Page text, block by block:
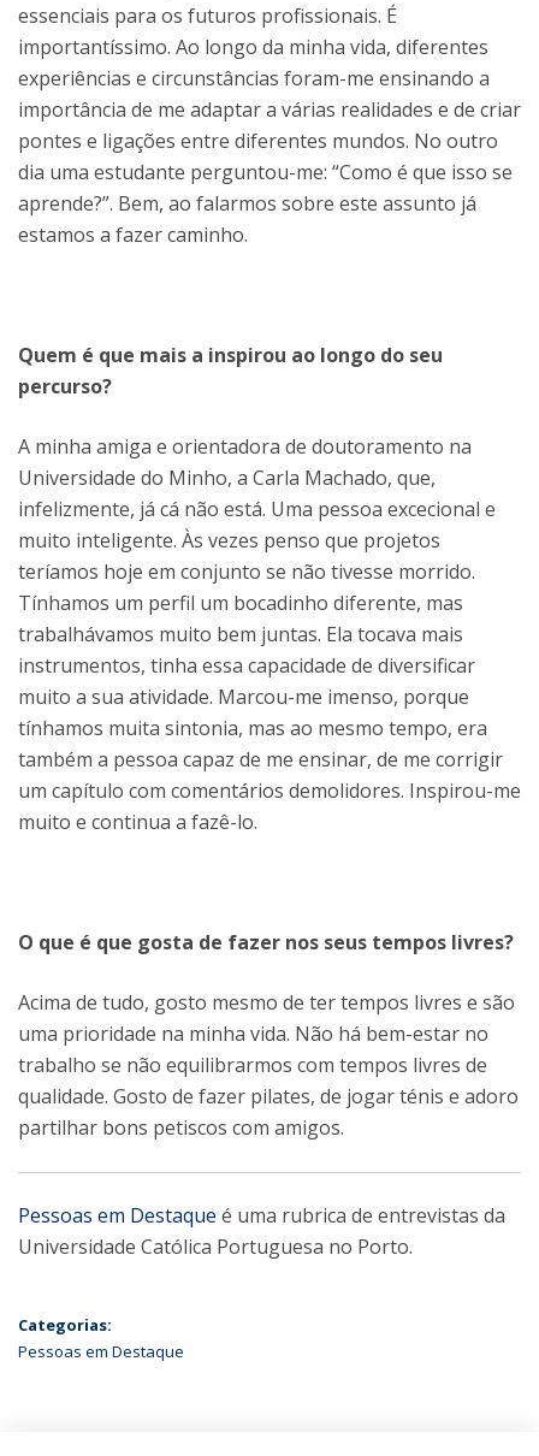
essenciais para os futuros profissionais. É
importantíssimo. Ao longo da minha vida, diferentes
experiências e circunstâncias foram-me ensinando a
importância de me adaptar a várias realidades e de criar
pontes e ligações entre diferentes mundos. No outro
dia uma estudante perguntou-me: “Como é que isso se
aprende?”. Bem, ao falarmos sobre este assunto já
estamos a fazer caminho.
Quem é que mais a inspirou ao longo do seu
percurso?
A minha amiga e orientadora de doutoramento na
Universidade do Minho, a Carla Machado, que,
infelizmente, já cá não está. Uma pessoa excecional e
muito inteligente. Às vezes penso que projetos
teríamos hoje em conjunto se não tivesse morrido.
Tínhamos um perfil um bocadinho diferente, mas
trabalhávamos muito bem juntas. Ela tocava mais
instrumentos, tinha essa capacidade de diversificar
muito a sua atividade. Marcou-me imenso, porque
tínhamos muita sintonia, mas ao mesmo tempo, era
também a pessoa capaz de me ensinar, de me corrigir
um capítulo com comentários demolidores. Inspirou-me
muito e continua a fazê-lo.
O que é que gosta de fazer nos seus tempos livres?
Acima de tudo, gosto mesmo de ter tempos livres e são
uma prioridade na minha vida. Não há bem-estar no
trabalho se não equilibrarmos com tempos livres de
qualidade. Gosto de fazer pilates, de jogar ténis e adoro
partilhar bons petiscos com amigos.
Pessoas em Destaque é uma rubrica de entrevistas da
Universidade Católica Portuguesa no Porto.
Categorias:
Pessoas em Destaque